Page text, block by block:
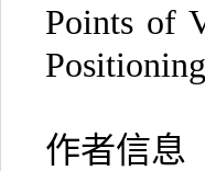
Points of
Positioning
作者信息